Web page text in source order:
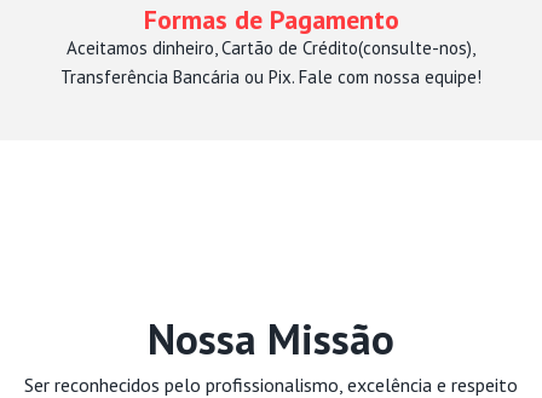
Formas de Pagamento
Aceitamos dinheiro, Cartão de Crédito(consulte-nos),
Transferência Bancária ou Pix. Fale com nossa equipe!
Nossa Missão
Ser reconhecidos pelo profissionalismo, excelência e respeito